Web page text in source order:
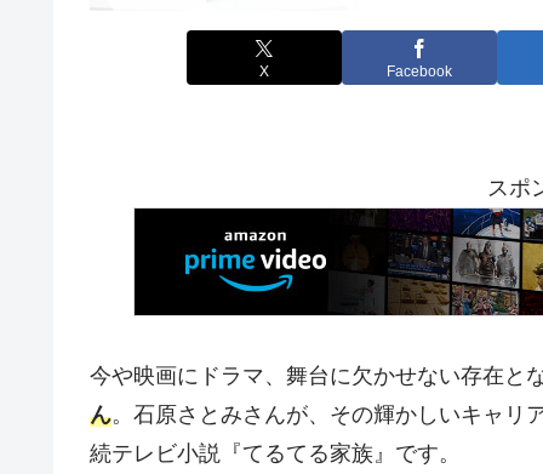
X Facebook
スポ
今や映画にドラマ、舞台に欠かせない存在と
ん。石原さとみさんが、その輝かしいキャリ
続テレビ小説『てるてる家族』です。